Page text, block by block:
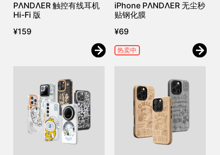
PΛNDΛER 触控有线耳机
Hi-Fi 版
¥159
iPhone PΛNDΛER 无尘秒
贴钢化膜
¥69
热卖中